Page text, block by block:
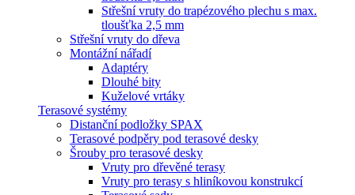
Střešní vruty do trapézového plechu s max.
tloušťka 2,5 mm
Střešní vruty do dřeva
Montážní nářadí
Adaptéry
Dlouhé bity
Kuželové vrtáky
Terasové systémy
Distanční podložky SPAX
Terasové podpěry pod terasové desky
Šrouby pro terasové desky
Vruty pro dřevěné terasy
Vruty pro terasy s hliníkovou konstrukcí